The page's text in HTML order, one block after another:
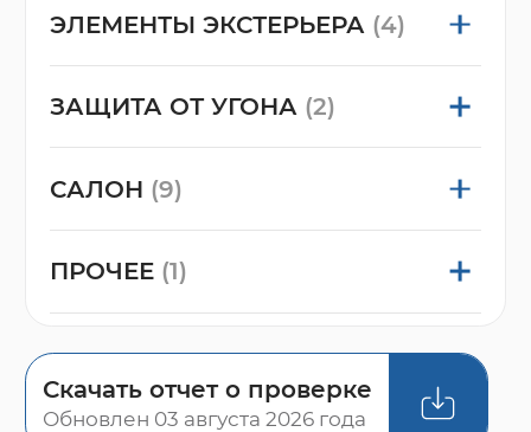
ЭЛЕМЕНТЫ ЭКСТЕРЬЕРА (4)
ЗАЩИТА ОТ УГОНА (2)
САЛОН (9)
ПРОЧЕЕ (1)
Скачать отчет о проверке
Обновлен 03 августа 2026 года